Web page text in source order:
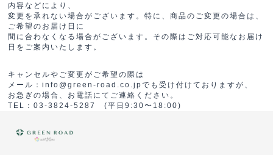
内容などにより、
変更を承れない場合がございます。特に、商品のご変更の場合は、
ご希望のお届け日に
間に合わなくなる場合がございます。その際はご対応可能なお届け
日をご案内いたします。
キャンセルやご変更がご希望の際は
メール：info@green-road.co.jpでも受け付けておりますが、
お急ぎの場合、お電話にてご連絡ください。
TEL：03-3824-5287 (平日9:30〜18:00)